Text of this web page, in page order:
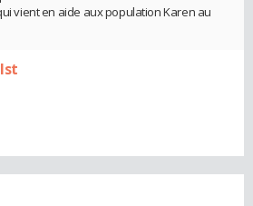
vient en aide aux population Karen au